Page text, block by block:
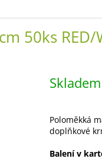
50ks RED/
Skladem
Poloměkká
doplňkové
Balení v